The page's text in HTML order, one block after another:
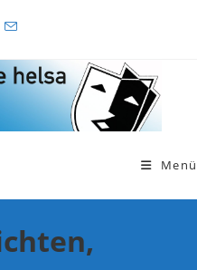
Menü